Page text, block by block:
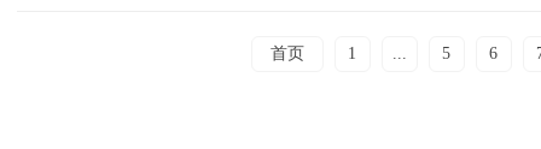
首页 1 ... 5 6